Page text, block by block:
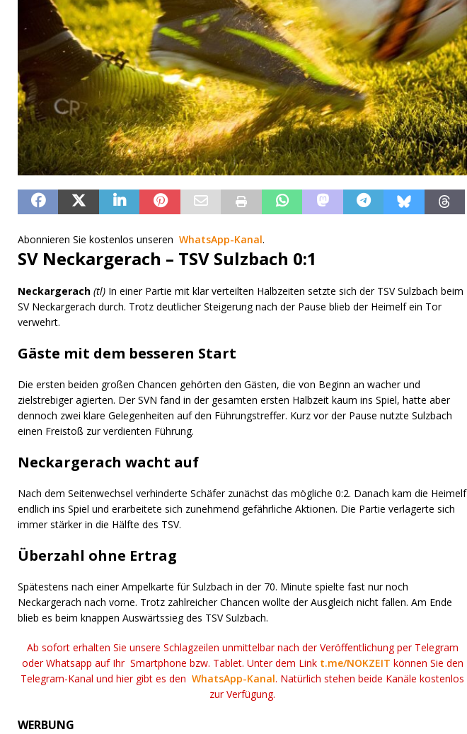
Abonnieren Sie kostenlos unseren WhatsApp-Kanal.
SV Neckargerach – TSV Sulzbach 0:1
Neckargerach (tl) In einer Partie mit klar verteilten Halbzeiten setzte sich der TSV Sulzbach beim
SV Neckargerach durch. Trotz deutlicher Steigerung nach der Pause blieb der Heimelf ein Tor
verwehrt.
Gäste mit dem besseren Start
Die ersten beiden großen Chancen gehörten den Gästen, die von Beginn an wacher und
zielstrebiger agierten. Der SVN fand in der gesamten ersten Halbzeit kaum ins Spiel, hatte aber
dennoch zwei klare Gelegenheiten auf den Führungstreffer. Kurz vor der Pause nutzte Sulzbach
einen Freistoß zur verdienten Führung.
Neckargerach wacht auf
Nach dem Seitenwechsel verhinderte Schäfer zunächst das mögliche 0:2. Danach kam die Heimelf
endlich ins Spiel und erarbeitete sich zunehmend gefährliche Aktionen. Die Partie verlagerte sich
immer stärker in die Hälfte des TSV.
Überzahl ohne Ertrag
Spätestens nach einer Ampelkarte für Sulzbach in der 70. Minute spielte fast nur noch
Neckargerach nach vorne. Trotz zahlreicher Chancen wollte der Ausgleich nicht fallen. Am Ende
blieb es beim knappen Auswärtssieg des TSV Sulzbach.
Ab sofort erhalten Sie unsere Schlagzeilen unmittelbar nach der Veröffentlichung per Telegram
oder Whatsapp auf Ihr Smartphone bzw. Tablet. Unter dem Link t.me/NOKZEIT können Sie den
Telegram-Kanal und hier gibt es denWhatsApp-Kanal. Natürlich stehen beide Kanäle kostenlos
zur Verfügung.
WERBUNG